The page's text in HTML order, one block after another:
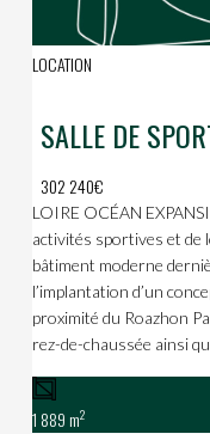
LOCATION
302 240€
LOIRE OCÉAN
activités sportives et de
bâtiment moderne
l’implantation d’un
proximité du Roazhon
rez-de-chaussée ainsi
1 889 m2